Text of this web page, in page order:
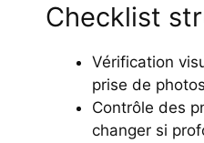
Checklist
Vérification
prise de
Contrôle des
changer si